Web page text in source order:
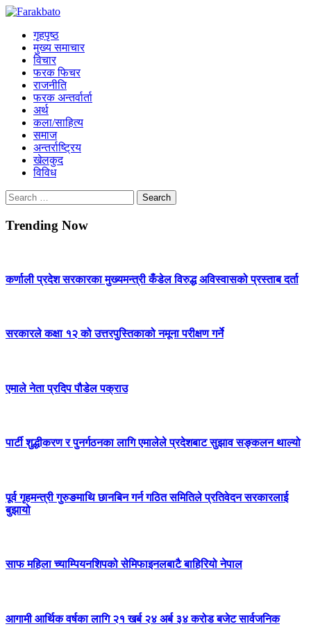
Skip
content
Online News Portal
गृहपृष्ठ
मुख्य समाचार
विचार
फरक फिचर
राजनीति
फरक अन्तर्वार्ता
अर्थ
कला/साहित्य
समाज
अन्तर्राष्ट्रिय
खेलकुद
विविध
Search
for:
Trending Now
कर्णाली प्रदेश सरकारका मुख्यमन्त्री कँडेल विरुद्ध अविस्वासको प्रस्ताब दर्ता
सरकारले कक्षा १२ को उत्तरपुस्तिकाको नमूना परीक्षण गर्ने
एमाले नेता प्रदिप पौडेल पक्राउ
पार्टी शुद्धीकरण र पुनर्गठनका लागि एमालेले प्रदेशबाट सुझाव सङ्कलन थाल्यो
पूर्व गृहमन्त्री गुरुङमाथि छानबिन गर्न गठित समितिले प्रतिवेदन सरकारलाई
बुझायो
साफ महिला च्याम्पियनशिपको सेमिफाइनलबाटै बाहिरियो नेपाल
आगामी आर्थिक वर्षका लागि २१ खर्ब २४ अर्ब ३४ करोड बजेट सार्वजनिक